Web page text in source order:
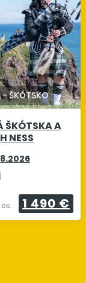
-ŠKÓTSKO
ŠKÓTSKA A
NESS
1 490 €